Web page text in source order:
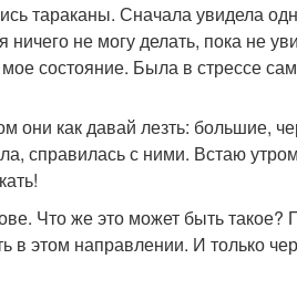
тараканы. Сначала увидела
не могу делать, пока не
состояние. Была в стрессе
они как давай лезть: большие,
справилась с ними. Встаю
Что же это может быть
в этом направлении. И только